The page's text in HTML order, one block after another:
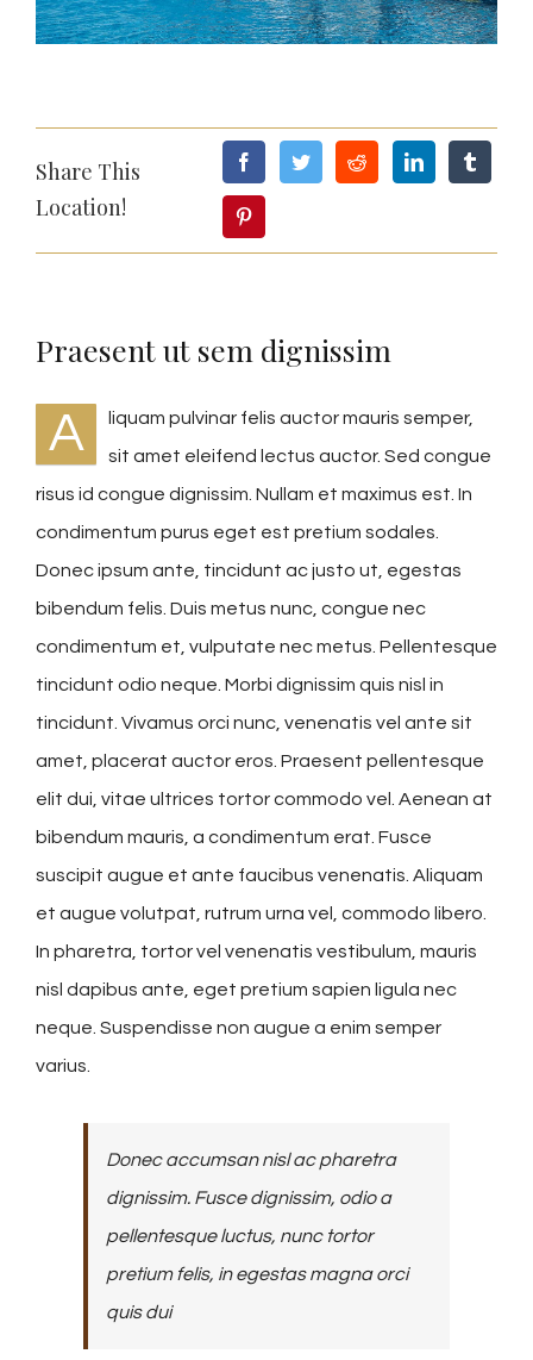
Share This
Location!
Praesent ut sem dignissim
A
liquam pulvinar felis auctor mauris semper,
sit amet eleifend lectus auctor. Sed congue
risus id congue dignissim. Nullam et maximus est. In
condimentum purus eget est pretium sodales.
Donec ipsum ante, tincidunt ac justo ut, egestas
bibendum felis. Duis metus nunc, congue nec
condimentum et, vulputate nec metus. Pellentesque
tincidunt odio neque. Morbi dignissim quis nisl in
tincidunt. Vivamus orci nunc, venenatis vel ante sit
amet, placerat auctor eros. Praesent pellentesque
elit dui, vitae ultrices tortor commodo vel. Aenean at
bibendum mauris, a condimentum erat. Fusce
suscipit augue et ante faucibus venenatis. Aliquam
et augue volutpat, rutrum urna vel, commodo libero.
In pharetra, tortor vel venenatis vestibulum, mauris
nisl dapibus ante, eget pretium sapien ligula nec
neque. Suspendisse non augue a enim semper
varius.
Donec accumsan nisl ac pharetra
dignissim. Fusce dignissim, odio a
pellentesque luctus, nunc tortor
pretium felis, in egestas magna orci
quis dui